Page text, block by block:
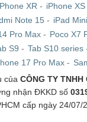
XR - iPhone
Note 15 - iPad
Pro Max - Poco X7
S9 - Tab S10 series
17 Pro Max-
của CÔNG TY TNHH
nhận ĐKKD số
cấp ngày 24/07/